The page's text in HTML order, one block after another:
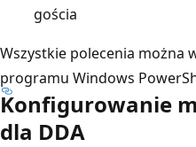
gościa
Wszystkie polecenia można
programu Windows
Konfigurowanie
dla DDA